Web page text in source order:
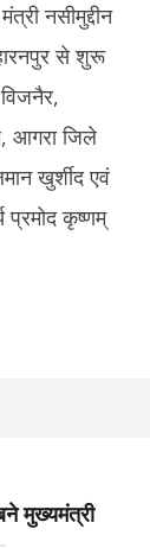
नसीमुद्दीन
से शुरू
आगरा जिले
खुर्शीद एवं
कृष्णम्
मुख्यमंत्री